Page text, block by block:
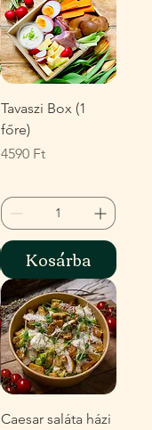
Tavaszi Box (1
főre)
Ár
4590 Ft
Kosárba
Caesar saláta házi